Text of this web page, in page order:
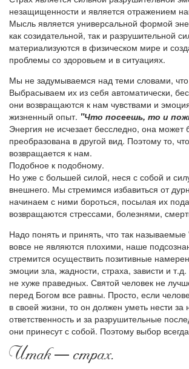
незащищенности и является отражением
Мысль является универсальной формой
как созидательной, так и разрушительной
материализуются в физическом мире и
проблемы со здоровьем и в ситуациях.
Мы не задумываемся над теми словами,
Выбрасываем их из себя автоматически,
они возвращаются к нам чувствами и
жизненный опыт. "Что посеешь, то и
Энергия не исчезает бесследно, она может
преобразована в другой вид. Поэтому то,
возвращается к нам.
Подобное к подобному.
Но уже с большей силой, неся с собой и
внешнего. Мы стремимся избавиться от
начинаем с ними бороться, посылая их
возвращаются стрессами, болезнями,
Надо понять и принять, что так
вовсе не являются плохими, наше
стремится осуществить позитивные
эмоции зла, жадности, страха, зависти и т.д.
не хуже праведных. Святой человек не
перед Богом все равны. Просто, если
в своей жизни, то он должен уметь нести за
ответственность и за разрушительные
они принесут с собой. Поэтому выбор
Итак — страх.